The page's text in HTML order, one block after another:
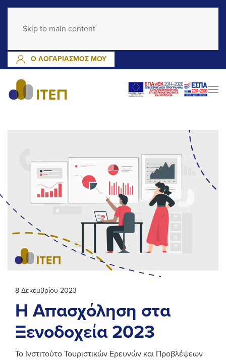
Skip to main content
Ο ΛΟΓΑΡΙΑΣΜΟΣ ΜΟΥ
8 Δεκεμβρίου 2023
Η Απασχόληση στα
Ξενοδοχεία 2023
Το Ινστιτούτο Τουριστικών Ερευνών και Προβλέψεων